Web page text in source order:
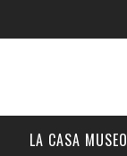
LA CASA MUSEO